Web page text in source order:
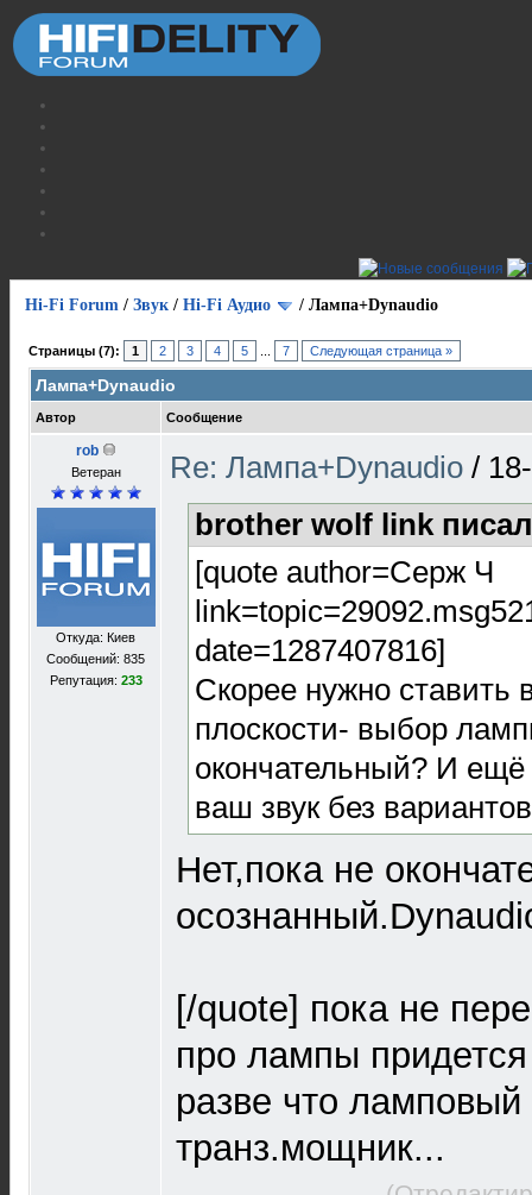
Hi-Fi Forum / Звук / Hi-Fi Аудио / Лампа+Dynaudio
Страницы (7): 1 2 3 4 5 7 Следующая страница »
Лампа+Dynaudio
Автор Сообщение
rob
Ветеран
Откуда: Киев
Сообщений: 835
Репутация: 233
Re: Лампа+Dynaudio /
brother wolf link
[quote author=Серж Ч
date=1287407816]
Скорее нужно ставить
плоскости- выбор
окончательный? И
ваш звук без
Нет,пока не
[/quote] пока не
про лампы
разве что ламповый
транз.мощник...